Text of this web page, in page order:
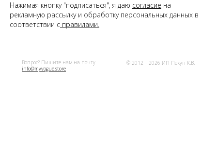
Нажимая кнопку "подписаться", я даю согласие на
рекламную рассылку и обработку персональных данных в
соответствии с правилами.
Вопрос? Пишите нам на почту
info@myvogue.store
© 2012 – 2026 ИП Пекун К.В.